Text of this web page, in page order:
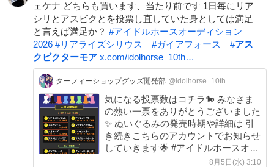
ェケナ どちらも買います、当たり前です 1日毎にリア
シリとアスビクとを投票し直していた身としては満足
と言えば満足か？ #アイドルホースオーディション
2026 #リアライズシリウス #ガイアフォース #アス
クビクターモア x.com/idolhorse_10th…
ターフィーショップグッズ開発部 @idolhorse_10th
気になる投票数はコチラ🐎 みなさま
の熱い一票をありがとうございました
✨ ぬいぐるみの発売時期や詳細は 引
き続きこちらのアカウントでお知らせ
していきます🌟 #アイドルホースオー
8月5日(水) 3:10